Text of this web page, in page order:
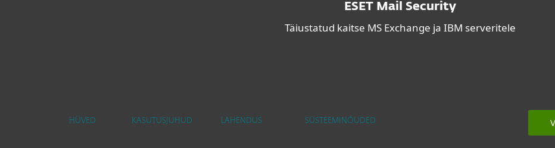
ESET Mail Security
Täiustatud kaitse MS Exchange ja IBM serveritele
HÜVED KASUTUSJUHUD LAHENDUS SÜSTEEMINÕUDED